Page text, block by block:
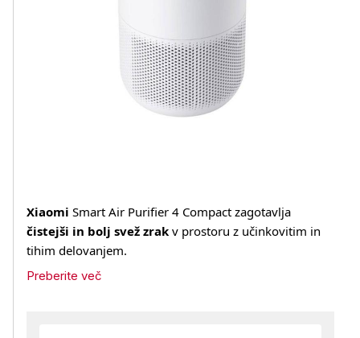
Xiaomi Smart Air Purifier 4 Compact zagotavlja
čistejši in bolj svež zrak v prostoru z učinkovitim in
tihim delovanjem.
Preberite več